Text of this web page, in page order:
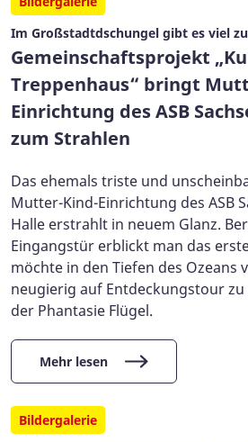
Im Großstadtdschungel gibt es viel
Gemeinschaftsprojekt
Treppenhaus“ bringt
Einrichtung des ASB
zum Strahlen
Das ehemals triste und
Mutter-Kind-Einrichtung des ASB
Halle erstrahlt in neuem Glanz.
Eingangstür erblickt man das
möchte in den Tiefen des Ozeans
neugierig auf Entdeckungstour
der Phantasie Flügel.
Mehr lesen
Bildergalerie